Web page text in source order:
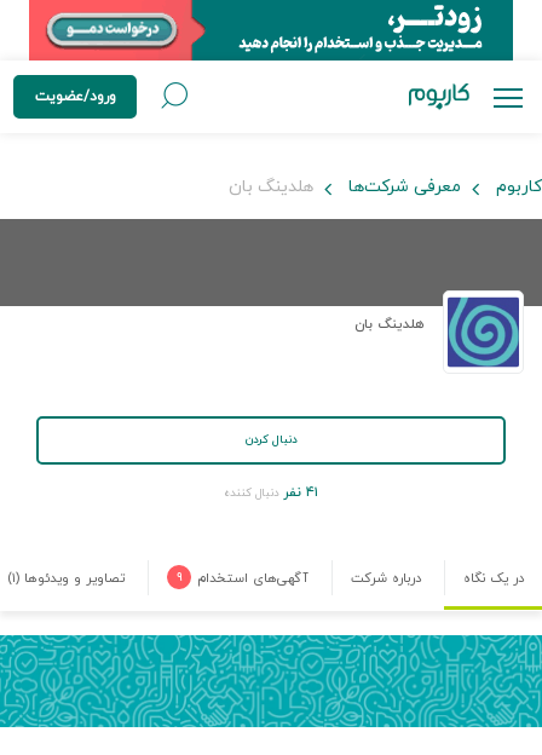
ورود/عضویت
کاربوم معرفی شرکت‌ها هلدینگ بان
هلدینگ بان
دنبال کردن
۴۱ نفر دنبال کننده
در یک نگاه درباره شرکت آگهی‌های استخدام ۹ تصاویر و ویدئوها (۱)